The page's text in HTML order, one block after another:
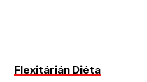
Flexitárián Diéta